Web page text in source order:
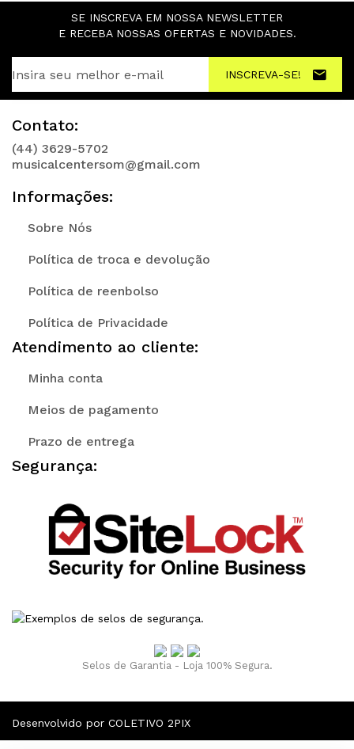
SE INSCREVA EM NOSSA NEWSLETTER
E RECEBA NOSSAS OFERTAS E NOVIDADES.
INSCREVA-SE!
Contato:
(44) 3629-5702
musicalcentersom@gmail.com
Informações:
Sobre Nós
Política de troca e devolução
Política de reenbolso
Política de Privacidade
Atendimento ao cliente:
Minha conta
Meios de pagamento
Prazo de entrega
Segurança:
Selos de Garantia - Loja 100% Segura.
Desenvolvido por COLETIVO 2PIX